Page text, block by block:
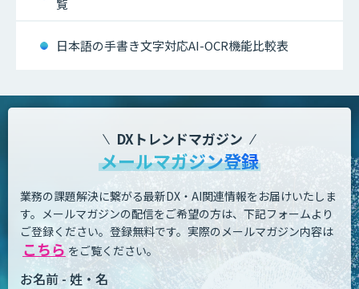
日本語の手書き文字対応AI-OCR機能比較表
DXトレンドマガジン
メールマガジン登録
業務の課題解決に繋がる最新DX・AI関連情報をお届けいたしま
す。 メールマガジンの配信をご希望の方は、下記フォームより
ご登録ください。登録無料です。 実際のメールマガジン内容は
こちら をご覧ください。
お名前 - 姓・名